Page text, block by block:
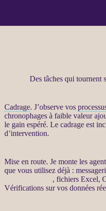
Des tâches qui tournent
Cadrage. J’observe vos
chronophages à faible valeur
le gain espéré. Le cadrageest
d’intervention.
Mise en route. Je monte les
que vous utilisez déjà :
, fichiers Excel,
Vérifications sur vos données